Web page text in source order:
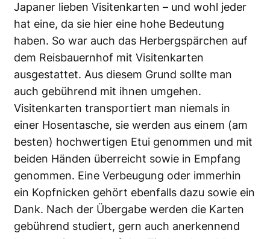
Japaner lieben Visitenkarten – und wohl jeder
hat eine, da sie hier eine hohe Bedeutung
haben. So war auch das Herbergspärchen auf
dem Reisbauernhof mit Visitenkarten
ausgestattet. Aus diesem Grund sollte man
auch gebührend mit ihnen umgehen.
Visitenkarten transportiert man niemals in
einer Hosentasche, sie werden aus einem (am
besten) hochwertigen Etui genommen und mit
beiden Händen überreicht sowie in Empfang
genommen. Eine Verbeugung oder immerhin
ein Kopfnicken gehört ebenfalls dazu sowie ein
Dank. Nach der Übergabe werden die Karten
gebührend studiert, gern auch anerkennend